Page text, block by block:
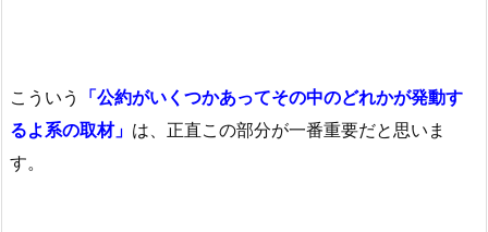
こういう 「公約がいくつかあってその中のどれかが発動す
るよ系の取材」 は、正直この部分が一番重要だと思いま
す。